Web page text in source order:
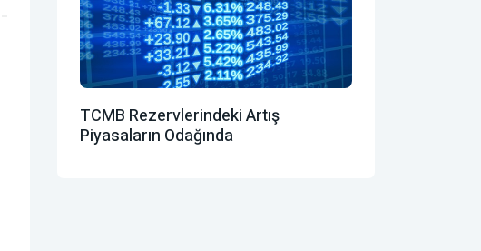
TCMB Rezervlerindeki Artış
Piyasaların Odağında